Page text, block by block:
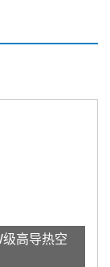
高导热空